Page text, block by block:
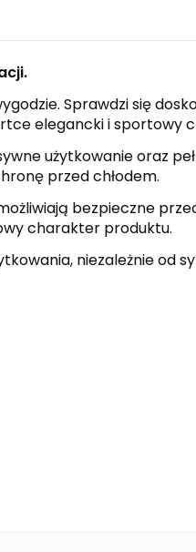
Sprawdzi się
elegancki i sportowy
użytkowanie oraz
przed chłodem.
bezpieczne
charakter produktu.
niezależnie od